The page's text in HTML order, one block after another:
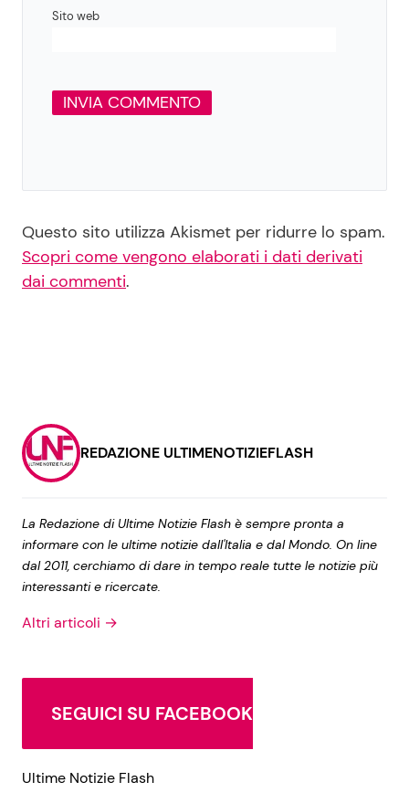
Sito web
Questo sito utilizza Akismet per ridurre lo spam.
Scopri come vengono elaborati i dati derivati
dai commenti.
REDAZIONE ULTIMENOTIZIEFLASH
La Redazione di Ultime Notizie Flash è sempre pronta a
informare con le ultime notizie dall'Italia e dal Mondo. On line
dal 2011, cerchiamo di dare in tempo reale tutte le notizie più
interessanti e ricercate.
Altri articoli →
SEGUICI SU FACEBOOK
Ultime Notizie Flash